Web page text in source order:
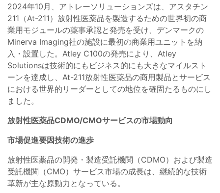
2024年10月、アトレーソリューションズは、アスタチン
211（At-211）放射性医薬品を製造するための世界初の商
業用モジュールの薬事承認と発売を受け、デンマークの
Minerva Imaging社の施設に最初の商業用ユニットを納
入・設置した。Atley C100の発売により、Atley
Solutionsは技術的にもビジネス的にも大きなマイルスト
ーンを達成し、At-211放射性医薬品の商用製品とサービス
における世界的リーダーとしての地位を確固たるものにし
ました。
放射性医薬品CDMO/CMOサービスの市場動向
市場促進要因技術の進歩
放射性医薬品の開発・製造受託機関（CDMO）および製造
受託機関（CMO）サービス市場の成長は、継続的な技術
革新が主な原動力となっている。